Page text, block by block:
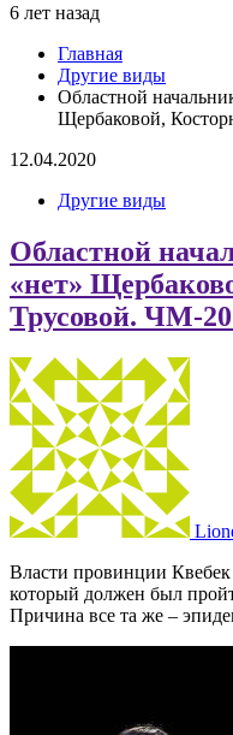
6 лет назад
Главная
Другие виды
Областной
Щербаковой,
12.04.2020
Другие виды
Областной
«нет»
Трусовой. ЧМ-
Власти провинции
который должен был
Причина все та же –